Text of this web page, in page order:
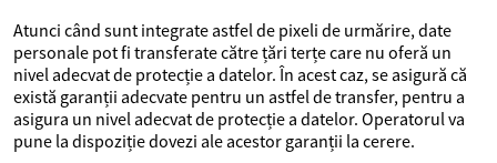
Atunci când sunt integrate astfel de pixeli de urmărire, date
personale pot fi transferate către țări terțe care nu oferă un
nivel adecvat de protecție a datelor. În acest caz, se asigură că
există garanții adecvate pentru un astfel de transfer, pentru a
asigura un nivel adecvat de protecție a datelor. Operatorul va
pune la dispoziție dovezi ale acestor garanții la cerere.